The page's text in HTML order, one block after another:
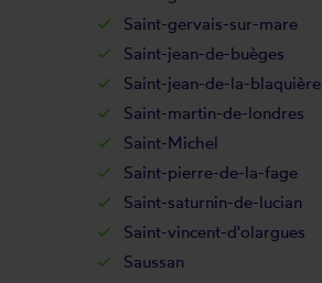
Saint-gervais-sur-mare
Saint-jean-de-buèges
Saint-jean-de-la-blaquière
Saint-martin-de-londres
Saint-Michel
Saint-pierre-de-la-fage
Saint-saturnin-de-lucian
Saint-vincent-d'olargues
Saussan